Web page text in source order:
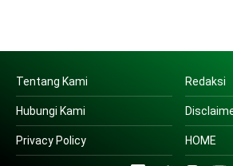
Tentang Kami Redaksi
Hubungi Kami
Privacy Policy HOME